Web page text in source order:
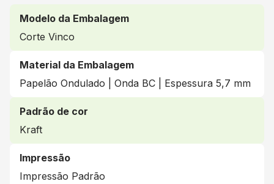
Modelo da Embalagem
Corte Vinco
Material da Embalagem
Papelão Ondulado | Onda BC | Espessura 5,7 mm
Padrão de cor
Kraft
Impressão
Impressão Padrão